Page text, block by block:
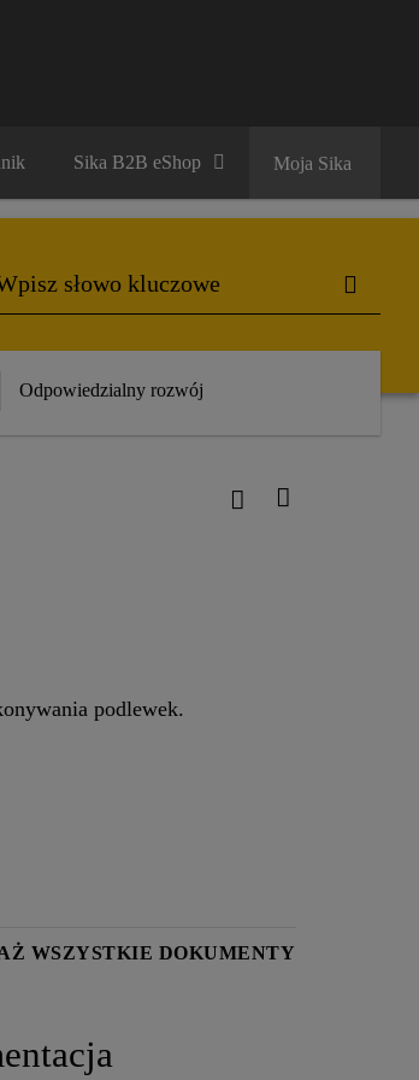
Sika B2B eShop Moja Sika
Odpowiedzialny rozwój
podlewek.
WSZYSTKIE DOKUMENTY